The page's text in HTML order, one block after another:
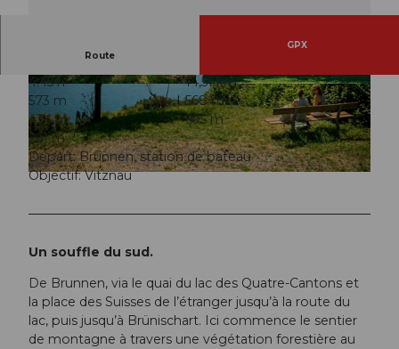
© outsideisfree.ch, Schwyzer Wanderwege
© outsideisfree.ch, Schwyzer Wanderwege © outsideisfree.ch, Schwyzer Wanderwege
Route
GPX
4:45 h
14,51 km
573 m
568 m
434 m
695 m
261 m
Départ: Brunnen, station de bateau
Objectif: Vitznau
Un souffle du sud.
De Brunnen, via le quai du lac des Quatre-Cantons et
la place des Suisses de l’étranger jusqu’à la route du
lac, puis jusqu’à Brünischart. Ici commence le sentier
de montagne à travers une végétation forestière au